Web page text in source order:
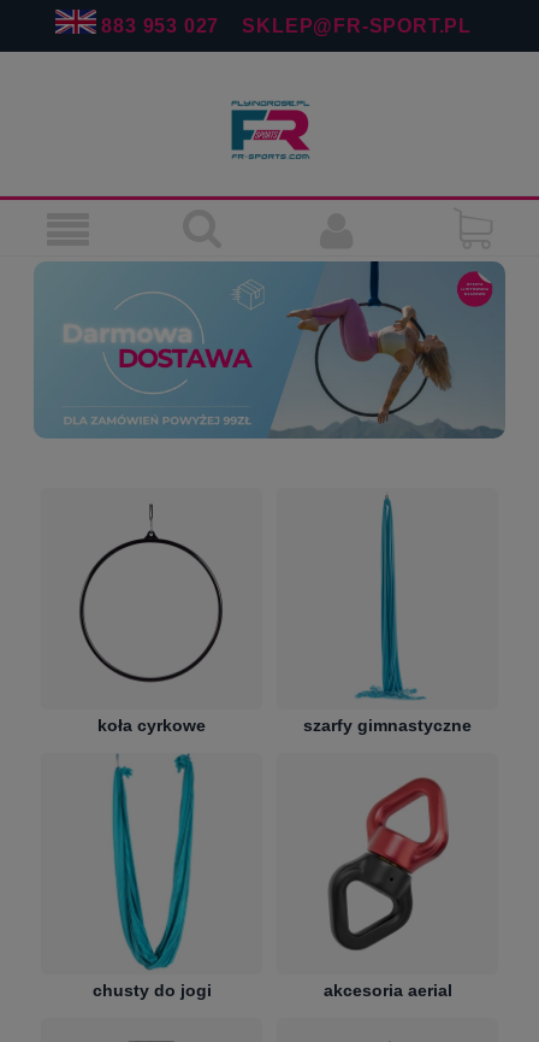
883 953 027 SKLEP@FR-SPORT.PL
koła cyrkowe szarfy gimnastyczne
chusty do jogi akcesoria aerial